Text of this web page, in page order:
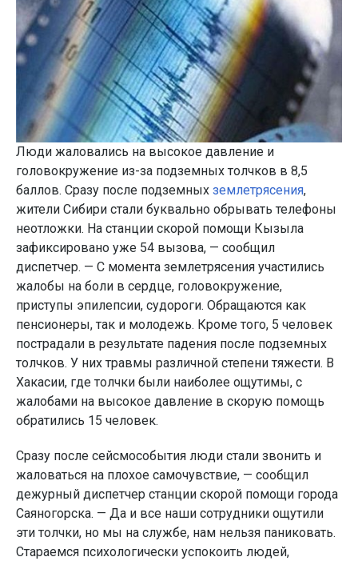
Люди жаловались на высокое давление и
головокружение из-за подземных толчков в 8,5
баллов. Сразу после подземных землетрясения,
жители Сибири стали буквально обрывать телефоны
неотложки. На станции скорой помощи Кызыла
зафиксировано уже 54 вызова, — сообщил
диспетчер. — С момента землетрясения участились
жалобы на боли в сердце, головокружение,
приступы эпилепсии, судороги. Обращаются как
пенсионеры, так и молодежь. Кроме того, 5 человек
пострадали в результате падения после подземных
толчков. У них травмы различной степени тяжести. В
Хакасии, где толчки были наиболее ощутимы, с
жалобами на высокое давление в скорую помощь
обратились 15 человек.
Сразу после сейсмособытия люди стали звонить и
жаловаться на плохое самочувствие, — сообщил
дежурный диспетчер станции скорой помощи города
Саяногорска. — Да и все наши сотрудники ощутили
эти толчки, но мы на службе, нам нельзя паниковать.
Стараемся психологически успокоить людей,